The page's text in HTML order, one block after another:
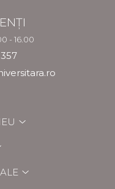
- 16.00